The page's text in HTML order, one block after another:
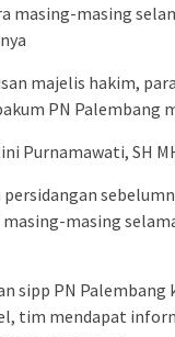
masing-masing
majelis hakim,
PN Palembang
Purnamawati, SH
masing
sipp PN Palembang
tim mendapat